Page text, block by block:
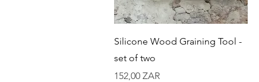
Vista rápida
Silicone Wood Graining Tool -
set of two
Precio
152,00 ZAR